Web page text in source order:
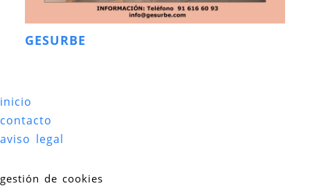
GESURBE
inicio
contacto
aviso legal
gestión de cookies